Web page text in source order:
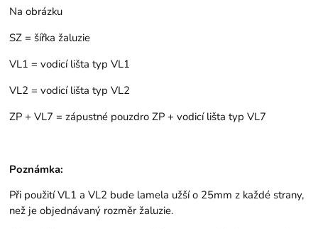
Na obrázku
SZ = šířka žaluzie
VL1 = vodicí lišta typ VL1
VL2 = vodicí lišta typ VL2
ZP + VL7 = zápustné pouzdro ZP + vodicí lišta typ VL7
Poznámka:
Při použití VL1 a VL2 bude lamela užší o 25mm z každé strany,
než je objednávaný rozměr žaluzie.